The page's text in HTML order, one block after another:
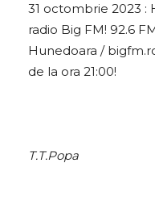
31 octombrie 2023
radio Big FM! 92.6
Hunedoara /
de la ora 21:00!
T.T.Popa